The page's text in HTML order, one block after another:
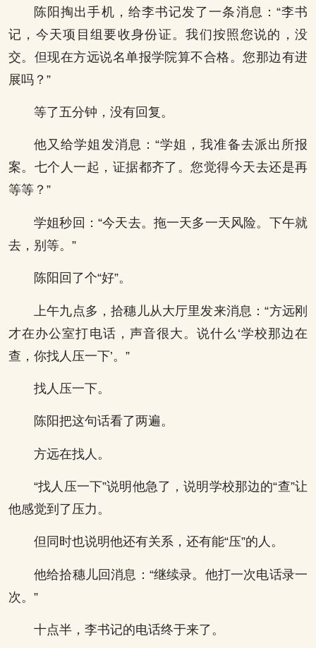
陈阳掏出手机，给李书记发了一条消息：“李书
记，今天项目组要收身份证。我们按照您说的，没
交。但现在方远说名单报学院算不合格。您那边有进
展吗？”
等了五分钟，没有回复。
他又给学姐发消息：“学姐，我准备去派出所报
案。七个人一起，证据都齐了。您觉得今天去还是再
等等？”
学姐秒回：“今天去。拖一天多一天风险。下午就
去，别等。”
陈阳回了个“好”。
上午九点多，拾穗儿从大厅里发来消息：“方远刚
才在办公室打电话，声音很大。说什么‘学校那边在
查，你找人压一下’。”
找人压一下。
陈阳把这句话看了两遍。
方远在找人。
“找人压一下”说明他急了，说明学校那边的“查”让
他感觉到了压力。
但同时也说明他还有关系，还有能“压”的人。
他给拾穗儿回消息：“继续录。他打一次电话录一
次。”
十点半，李书记的电话终于来了。